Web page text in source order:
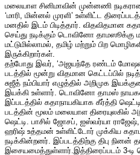
மலையாள சினிமாவின் முன்னணி
‘மாரி, மின்னல் முரளி’ உள்ளிட்ட
மனதில் இடம் பிடித்தார். விதவிதமான
செய்து நடிக்கும் டொவினோ தாமஸூக்கு
மட்டுமில்லாமல், தமிழ் மற்றும் பிற
இருக்கிறார்கள்.
தற்போது இவர், ‘அஜயந்தே ரண்டம்
படத்தில் மூன்று விதமான கெட்டப்பில்
சுஜீத் நம்பியார் எழுத்தில் அறிமுக
இயக்கி உள்ளார். டொவினோ தாமஸ்
இப்படத்தில் கதாநாயகியாக கீர்த்தி
படத்தின் மூலம் மலையாள திரையுலகில்
ஷெட்டி. பாசில் ஜோசப், ஐஸ்வர்யா ராஜேஷ்,
ஹரிஷ் உத்தமன் உள்ளிட்டோர் முக்கிய
நடிக்கின்றனர். இப்படத்திற்கு திபு நினன்
இசையமைத்துள்ளார்.இத்திரைப்படம் 3-டி